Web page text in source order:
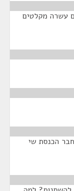
עשרה מקלטים
הכנסת שי